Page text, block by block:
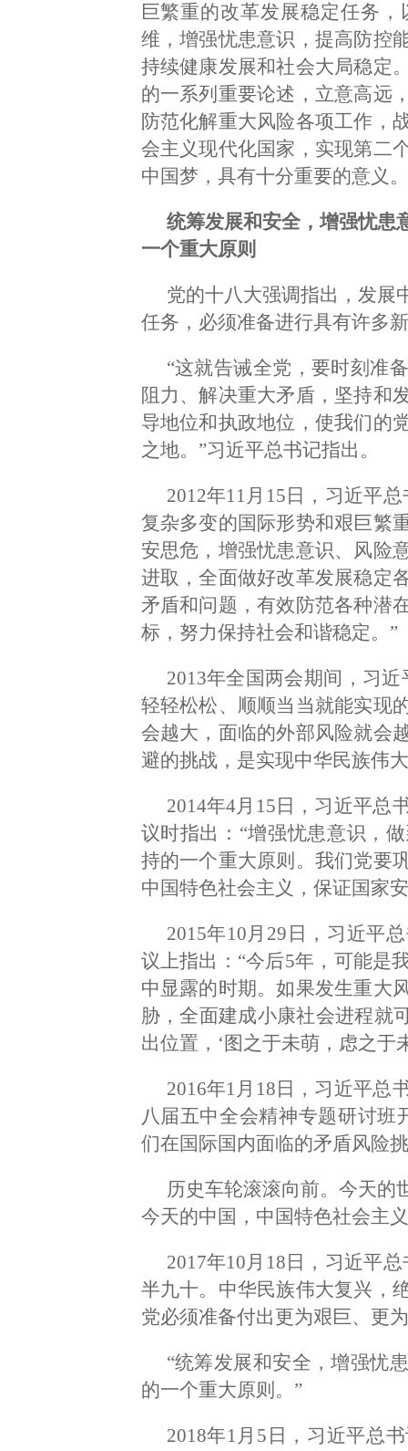
巨繁重的改革发展稳定任务
维，增强忧患意识，提高防控
持续健康发展和社会大局稳定
的一系列重要论述，立意高远
防范化解重大风险各项工作，
会主义现代化国家，实现第二
中国梦，具有十分重要的意义。
统筹发展和安全，增强忧患
一个重大原则
党的十八大强调指出，发展
任务，必须准备进行具有许多
“这就告诫全党，要时刻准
阻力、解决重大矛盾，坚持和
导地位和执政地位，使我们的
之地。”习近平总书记指出。
2012年11月15日，习近平
复杂多变的国际形势和艰巨繁
安思危，增强忧患意识、风险
进取，全面做好改革发展稳定
矛盾和问题，有效防范各种潜
标，努力保持社会和谐稳定。”
2013年全国两会期间，习
轻轻松松、顺顺当当就能实现
会越大，面临的外部风险就会
避的挑战，是实现中华民族伟
2014年4月15日，习近平总
议时指出：“增强忧患意识，
持的一个重大原则。我们党要
中国特色社会主义，保证国家
2015年10月29日，习近平
议上指出：“今后5年，可能是
中显露的时期。如果发生重大
胁，全面建成小康社会进程就
出位置，‘图之于未萌，虑之于
2016年1月18日，习近平总
八届五中全会精神专题研讨班
们在国际国内面临的矛盾风险
历史车轮滚滚向前。今天的
今天的中国，中国特色社会主
2017年10月18日，习近平
半九十。中华民族伟大复兴，
党必须准备付出更为艰巨、更
“统筹发展和安全，增强忧
的一个重大原则。”
2018年1月5日，习近平总